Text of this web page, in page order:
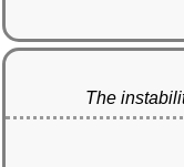
The